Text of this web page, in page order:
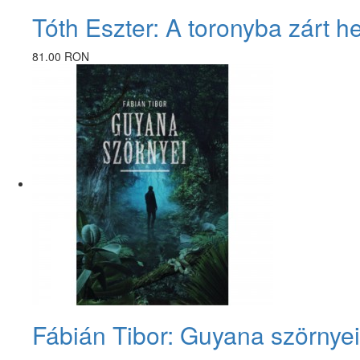
Tóth Eszter: A toronyba zárt
81.00 RON
Fábián Tibor: Guyana szörnyei